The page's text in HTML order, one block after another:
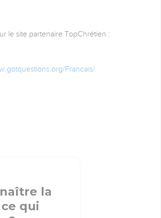
le site partenaire TopChrétien :
Francais/
la
qui